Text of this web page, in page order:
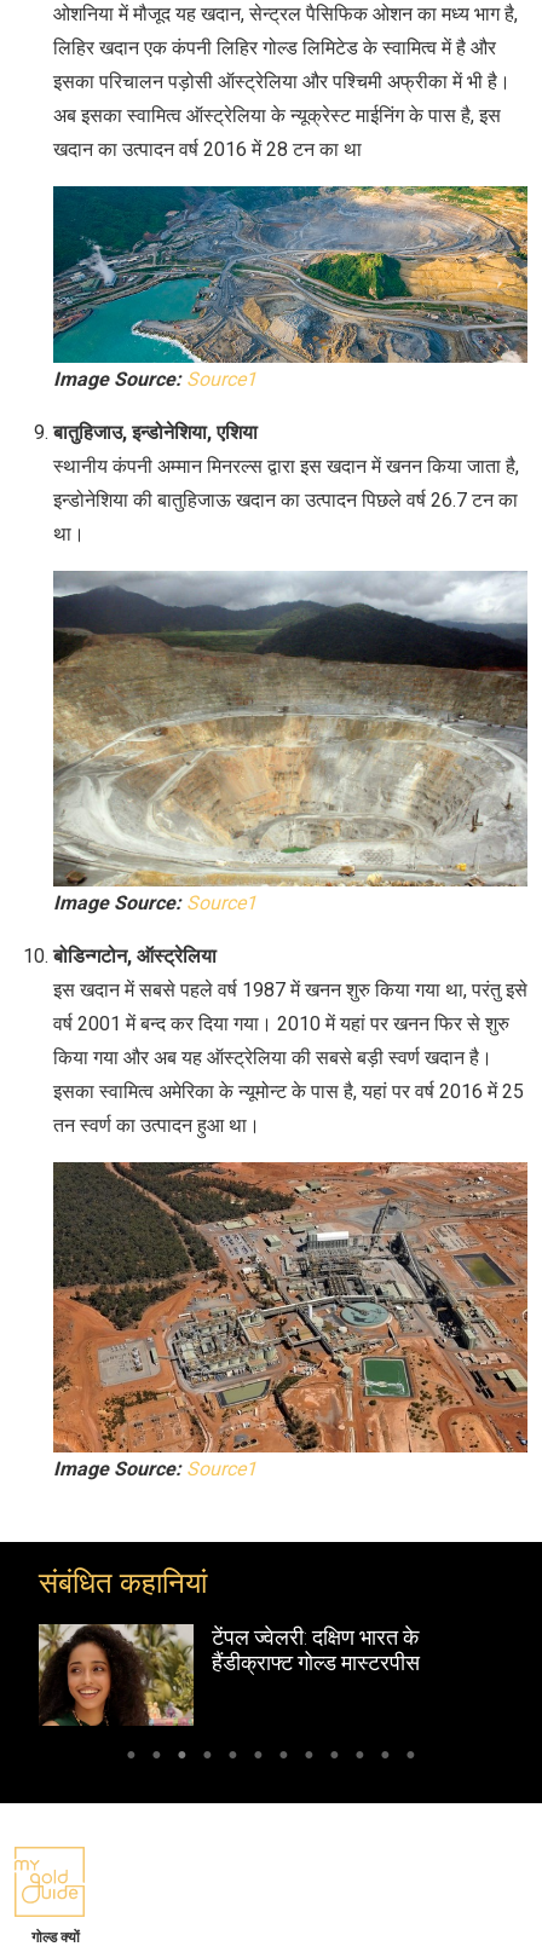
ओशनिया में मौजूद यह खदान, सेन्ट्रल पैसिफिक ओशन का मध्य भाग है,
लिहिर खदान एक कंपनी लिहिर गोल्ड लिमिटेड के स्वामित्व में है और
इसका परिचालन पड़ोसी ऑस्ट्रेलिया और पश्चिमी अफ्रीका में भी है।
अब इसका स्वामित्व ऑस्ट्रेलिया के न्यूक्रेस्ट माईनिंग के पास है, इस
खदान का उत्पादन वर्ष 2016 में 28 टन का था
Image Source: Source1
बातुहिजाउ, इन्डोनेशिया, एशिया
स्थानीय कंपनी अम्मान मिनरल्स द्वारा इस खदान में खनन किया जाता है,
इन्डोनेशिया की बातुहिजाऊ खदान का उत्पादन पिछले वर्ष 26.7 टन का
था।
Image Source: Source1
बोडिन्गटोन, ऑस्ट्रेलिया
इस खदान में सबसे पहले वर्ष 1987 में खनन शुरु किया गया था, परंतु इसे
वर्ष 2001 में बन्द कर दिया गया। 2010 में यहां पर खनन फिर से शुरु
किया गया और अब यह ऑस्ट्रेलिया की सबसे बड़ी स्वर्ण खदान है।
इसका स्वामित्व अमेरिका के न्यूमोन्ट के पास है, यहां पर वर्ष 2016 में 25
तन स्वर्ण का उत्पादन हुआ था।
Image Source: Source1
संबंधित कहानियां
टेंपल ज्वेलरी: दक्षिण भारत के
हैंडीक्राफ्ट गोल्ड मास्टरपीस
गोल्ड क्यों